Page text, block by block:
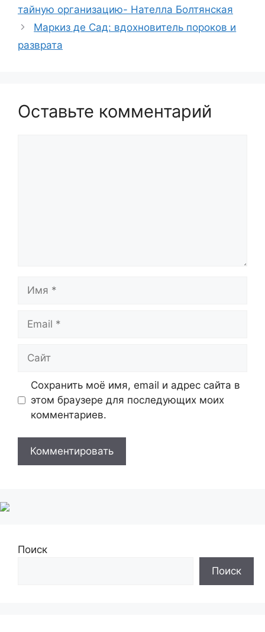
тайную организацию- Нателла Болтянская
Маркиз де Сад: вдохновитель пороков и
разврата
Оставьте комментарий
Сохранить моё имя, email и адрес сайта в
этом браузере для последующих моих
комментариев.
Поиск
Поиск